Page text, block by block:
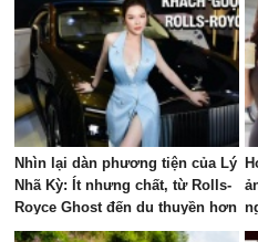
Nhìn lại dàn phương tiện của Lý
Nhã Kỳ: Ít nhưng chất, từ Rolls-
Royce Ghost đến du thuyền hơn
100 tỷ đồng